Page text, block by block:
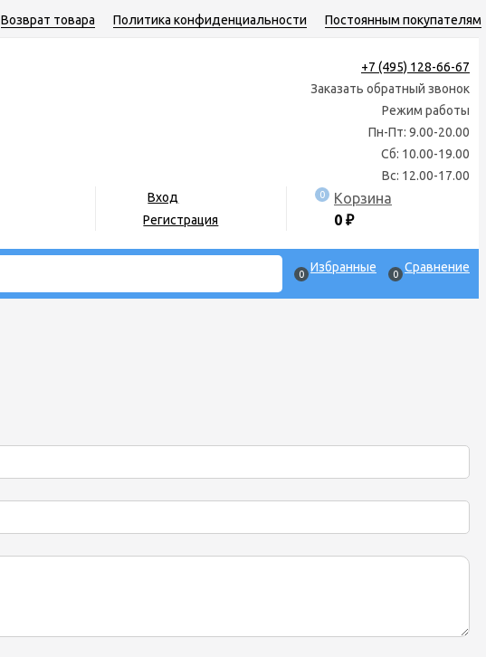
Возврат товара Политика конфиденциальности Постоянным покупателям
+7 (495) 128-66-67
Заказать обратный звонок
Режим работы
Пн-Пт: 9.00-20.00
Сб: 10.00-19.00
Вс: 12.00-17.00
Вход
Регистрация
0
Корзина
0 ₽
0 Избранные 0 Сравнение